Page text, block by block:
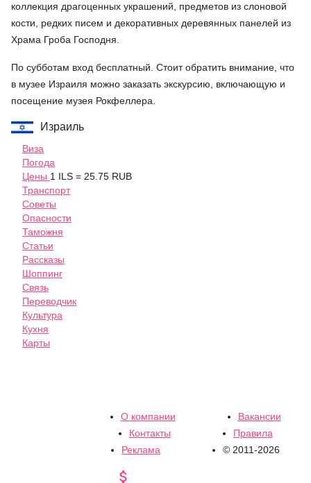
коллекция драгоценных украшений, предметов из слоновой
кости, редких писем и декоративных деревянных панелей из
Храма Гроба Господня.
По субботам вход бесплатный. Стоит обратить внимание, что
в музее Израиля можно заказать экскурсию, включающую и
посещение музея Рокфеллера.
Израиль
Виза
Погода
Цены 1 ILS = 25.75 RUB
Транспорт
Советы
Опасности
Таможня
Статьи
Рассказы
Шоппинг
Связь
Переводчик
Культура
Кухня
Карты
О компании
Вакансии
Контакты
Правила
Реклама
© 2011-2026
